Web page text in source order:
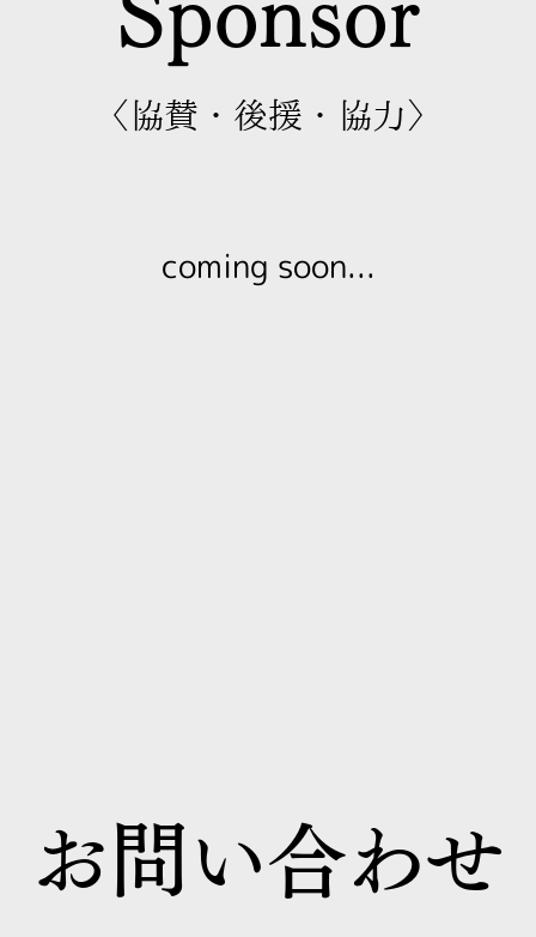
〈協賛・後援・協力〉
coming soon...
お問い合わせ